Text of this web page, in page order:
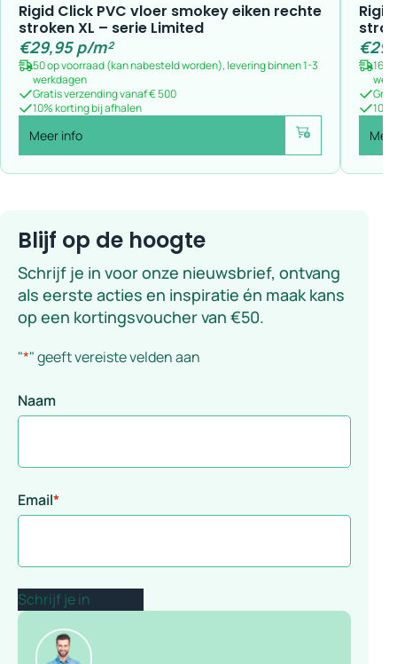
Rigid Click PVC vloer smokey eiken rechte
stroken XL – serie Limited
€29,95p/m²
50 op voorraad (kan nabesteld worden), levering binnen 1-3
werkdagen
Gratis verzending vanaf € 500
10% korting bij afhalen
Meer info Voeg toe
€
167
Blijf op de hoogte
Schrijf je in voor onze nieuwsbrief, ontvang
als eerste acties en inspiratie én maak kans
op een kortingsvoucher van €50.
"*" geeft vereiste velden aan
Naam
Email*